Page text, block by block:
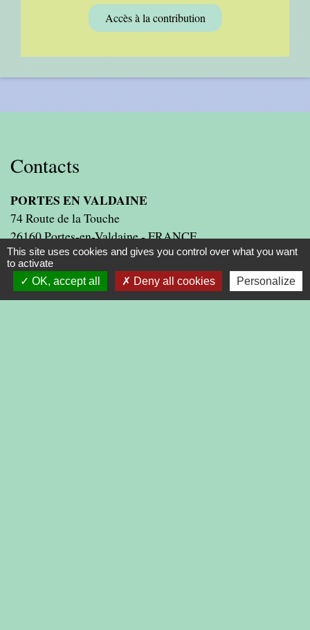
Accès à la contribution
Contacts
PORTES EN VALDAINE
74 Route de la Touche
26160 Portes-en-Valdaine - FRANCE
+33 4 75 46 22 94
Contact par formulaire
This site uses cookies and gives you control over what you want
to activate
OK, accept all
Deny all cookies Personalize